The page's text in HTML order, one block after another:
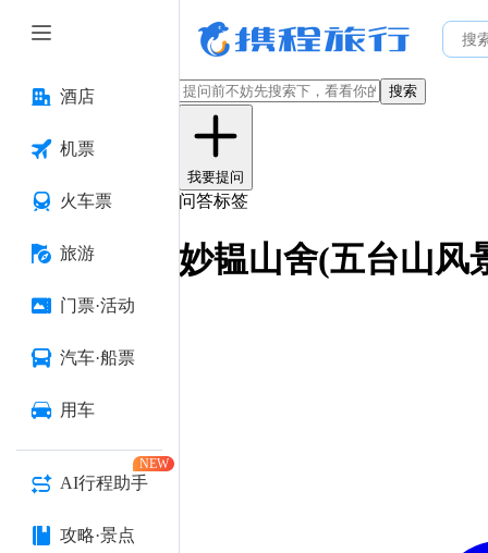
酒店
机票
火车票
旅游
门票·活动
汽车·船票
用车
AI行程助手
NEW
攻略·景点
搜索
我要提问
问答标签
妙韫山舍(五台山风